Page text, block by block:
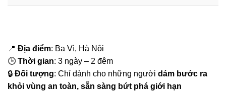
📍 Địa điểm: Ba Vì, Hà Nội
🕒 Thời gian: 3 ngày – 2 đêm
🔒 Đối tượng: Chỉ dành cho những người dám bước ra
khỏi vùng an toàn, sẵn sàng bứt phá giới hạn